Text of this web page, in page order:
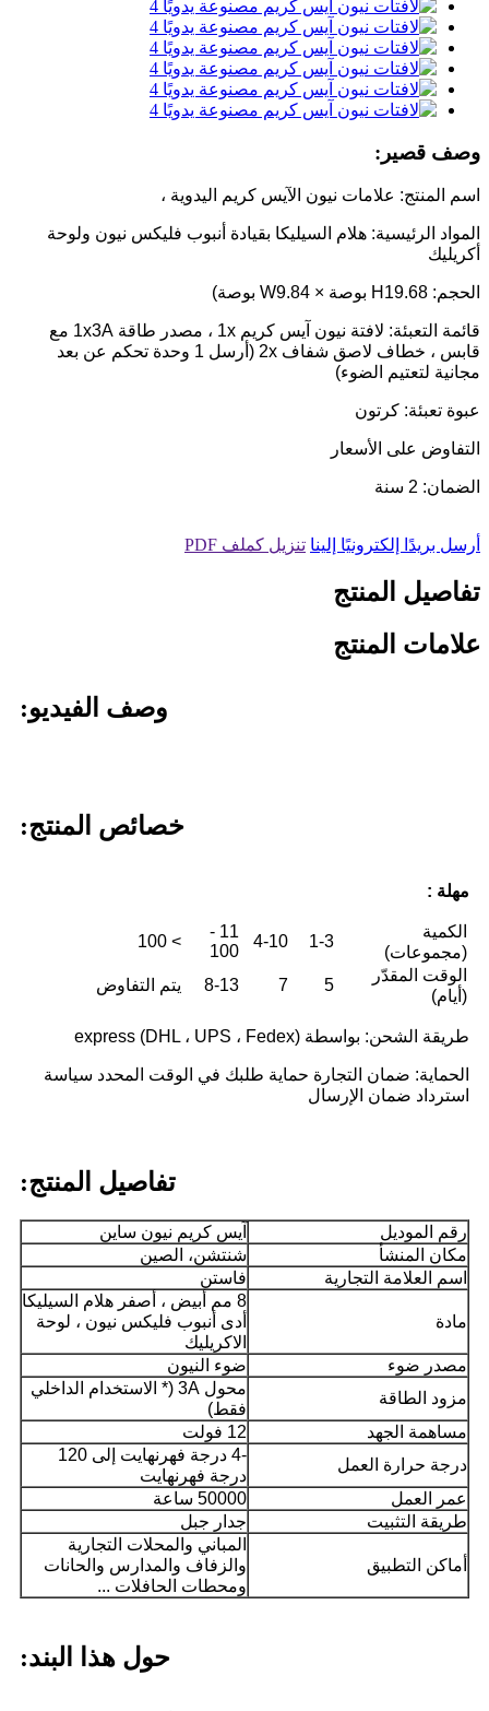
وصف قصير:
اسم المنتج: علامات نيون الآيس كريم اليدوية ،
المواد الرئيسية: هلام السيليكا بقيادة أنبوب فليكس نيون ولوحة
أكريليك
الحجم: H19.68 بوصة × W9.84 بوصة)
قائمة التعبئة: لافتة نيون آيس كريم 1x ، مصدر طاقة 1x3A مع
قابس ، خطاف لاصق شفاف 2x (أرسل 1 وحدة تحكم عن بعد
مجانية لتعتيم الضوء)
عبوة تعبئة: كرتون
التفاوض على الأسعار
الضمان: 2 سنة
أرسل بريدًا إلكترونيًا إلينا تنزيل كملف PDF
تفاصيل المنتج
علامات المنتج
وصف الفيديو:
خصائص المنتج:
مهلة :
الكمية
(مجموعات)
1-3
4-10
11 -
100
> 100
الوقت المقدّر
(أيام)
5
7
8-13 يتم التفاوض
طريقة الشحن: بواسطة express (DHL ، UPS ، Fedex)
الحماية: ضمان التجارة حماية طلبك في الوقت المحدد سياسة
استرداد ضمان الإرسال
تفاصيل المنتج:
رقم الموديل
آيس كريم نيون ساين
مكان المنشأ
شنتشن، الصين
اسم العلامة التجارية
فاستن
مادة
8 مم أبيض ، أصفر هلام السيليكا
أدى أنبوب فليكس نيون ، لوحة
الاكريليك
مصدر ضوء
ضوء النيون
مزود الطاقة
محول 3A (* الاستخدام الداخلي
فقط)
مساهمة الجهد
12 فولت
درجة حرارة العمل
-4 درجة فهرنهايت إلى 120
درجة فهرنهايت
عمر العمل
50000 ساعة
طريقة التثبيت
جدار جبل
أماكن التطبيق
المباني والمحلات التجارية
والزفاف والمدارس والحانات
ومحطات الحافلات ...
حول هذا البند: